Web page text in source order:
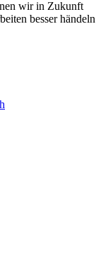
wir in Zukunft
besser händeln